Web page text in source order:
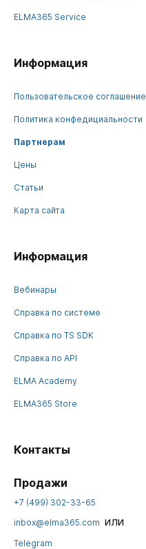
ELMA365 Service
Информация
Пользовательское соглашение
Политика конфедициальности
Партнерам
Цены
Статьи
Карта сайта
Информация
Вебинары
Справка по системе
Справка по TS SDK
Справка по API
ELMA Academy
ELMA365 Store
Контакты
Продажи
+7 (499) 302-33-65
inbox@elma365.com или
Telegram